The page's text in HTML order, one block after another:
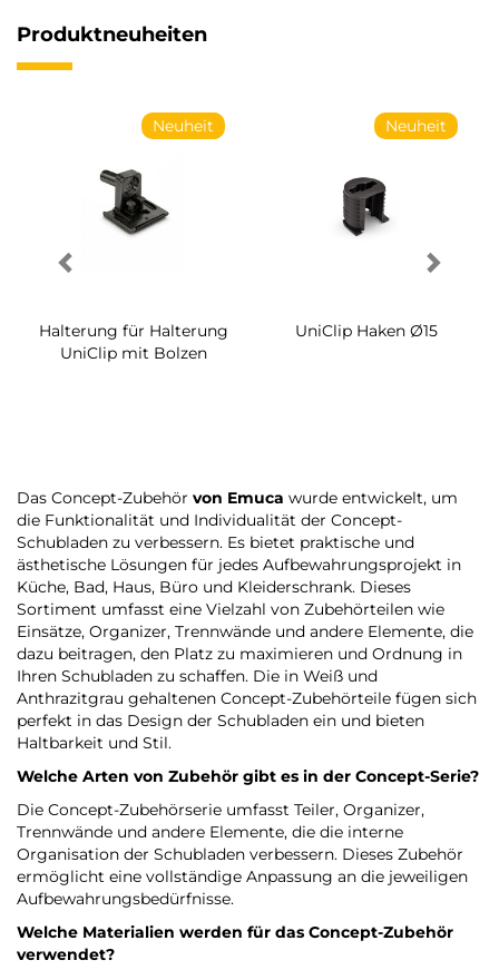
Produktneuheiten
Ø15
Halterung für Halterung
UniClip
Schraube für
Das Concept-Zubehör von Emuca wurde entwickelt, um
die Funktionalität und Individualität der Concept-
Schubladen zu verbessern. Es bietet praktische und
ästhetische Lösungen für jedes Aufbewahrungsprojekt in
Küche, Bad, Haus, Büro und Kleiderschrank. Dieses
Sortiment umfasst eine Vielzahl von Zubehörteilen wie
Einsätze, Organizer, Trennwände und andere Elemente, die
dazu beitragen, den Platz zu maximieren und Ordnung in
Ihren Schubladen zu schaffen. Die in Weiß und
Anthrazitgrau gehaltenen Concept-Zubehörteile fügen sich
perfekt in das Design der Schubladen ein und bieten
Haltbarkeit und Stil.
Welche Arten von Zubehör gibt es in der Concept-Serie?
Die Concept-Zubehörserie umfasst Teiler, Organizer,
Trennwände und andere Elemente, die die interne
Organisation der Schubladen verbessern. Dieses Zubehör
ermöglicht eine vollständige Anpassung an die jeweiligen
Aufbewahrungsbedürfnisse.
Welche Materialien werden für das Concept-Zubehör
verwendet?